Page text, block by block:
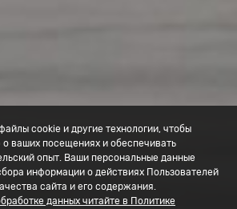
cookie и другие технологии, чтобы
ваших посещениях и обеспечивать
опыт. Ваши персональные данные
информации о действиях Пользователей
сайта и его содержания.
данных читайте в Политике